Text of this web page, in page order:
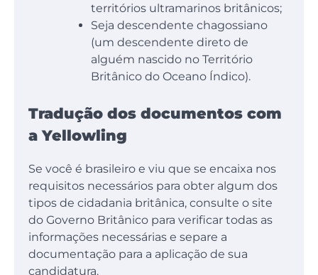
territórios ultramarinos britânicos;
Seja descendente chagossiano
(um descendente direto de
alguém nascido no Território
Britânico do Oceano Índico).
Tradução dos documentos com
a Yellowling
Se você é brasileiro e viu que se encaixa nos
requisitos necessários para obter algum dos
tipos de cidadania britânica, consulte o site
do Governo Britânico para verificar todas as
informações necessárias e separe a
documentação para a aplicação de sua
candidatura.